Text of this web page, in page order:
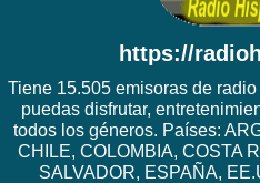
https://
Tiene 15.505 emisoras de
puedas disfrutar,
todos los géneros. Países:
CHILE, COLOMBIA, COSTA
SALVADOR, ESPAÑA,